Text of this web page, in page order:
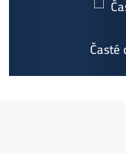
a
Podrobnosti